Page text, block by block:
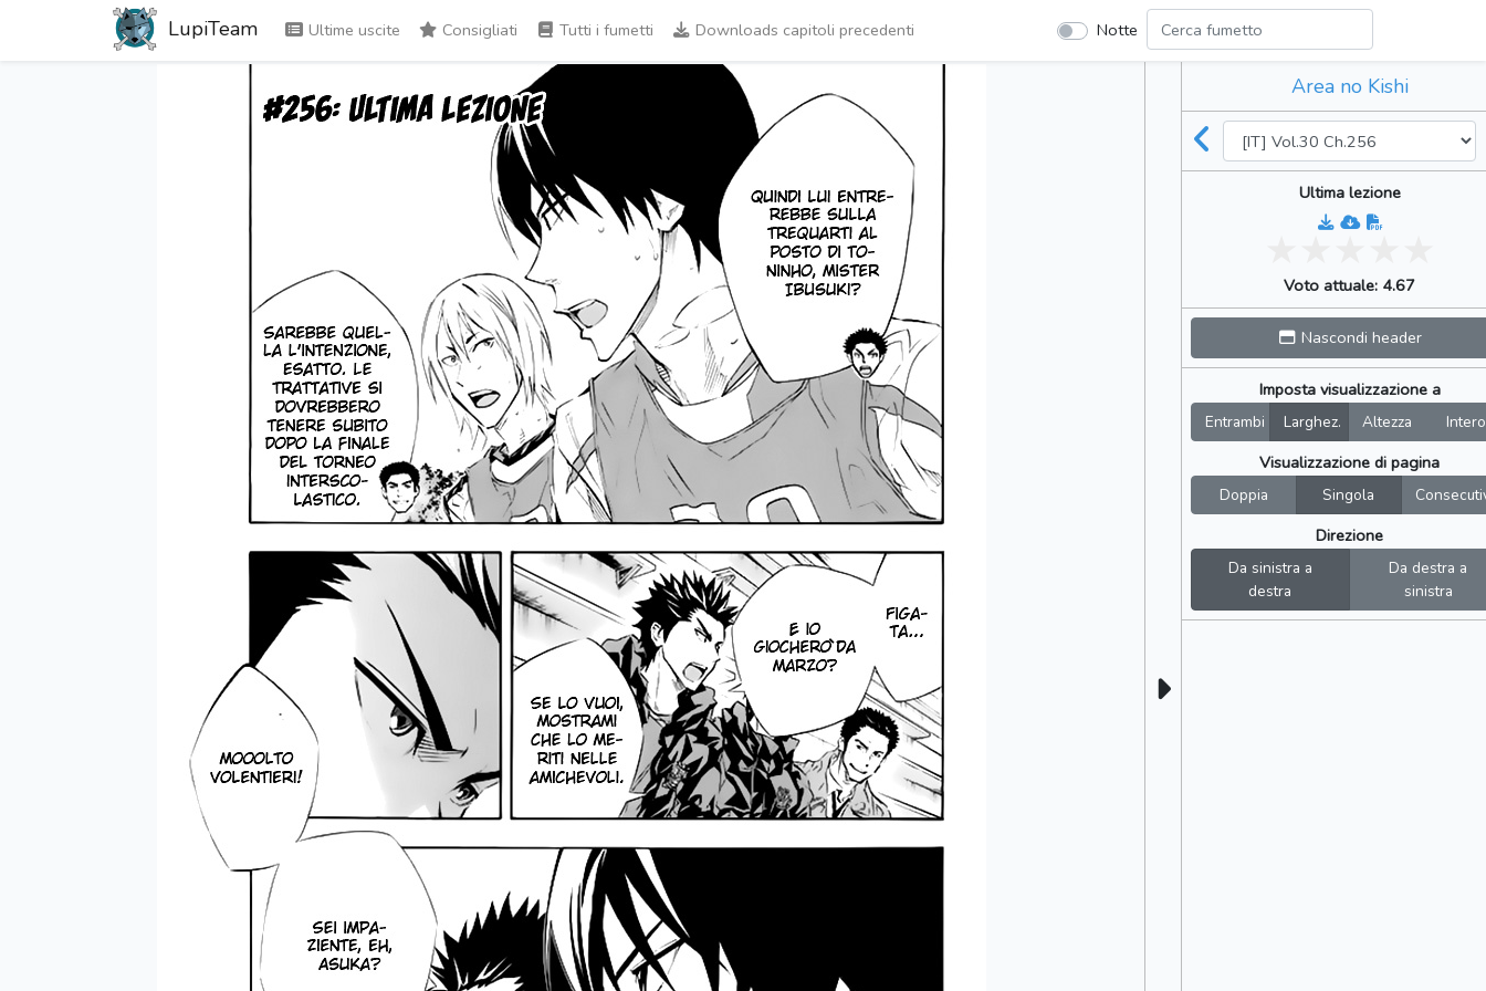
LupiTeam Ultime uscite Consigliati Tutti i fumetti Downloads capitoli precedenti Notte
Area no Kishi
Ultima lezione
Voto attuale: 4.67
Nascondi header
Imposta visualizzazione a
Entrambi Larghez. Altezza Intero
Visualizzazione di pagina
Doppia Singola
Direzione
Da sinistra a
destra
Da destra a
sinistra